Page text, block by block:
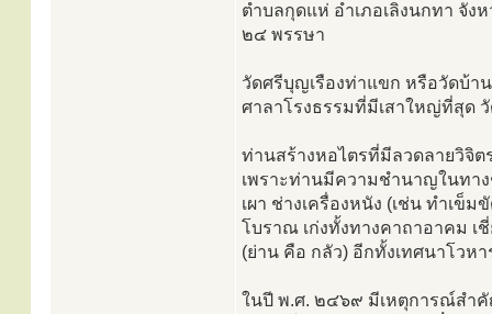
ตำบลกุดแห่ อำเภอเลิงนกทา จัง
๒๔ พรรษา
วัดศรีบุญเรืองท่าแขก หรือวัดบ้า
ศาลาโรงธรรมที่มีเสาใหญ่ที่สุด
ท่านสร้างหอไตรที่มีลวดลายวิจิ
เพราะท่านมีความชำนาญในทา
เผา ช่างเครื่องหนัง (เช่น ทำเข็
โบราณ เก่งทั้งทางคาถาอาคม
(ย่าน คือ กลัว) อีกทั้งเทศนาโวห
ในปี พ.ศ. ๒๔๖๙ มีเหตุการณ์สำ